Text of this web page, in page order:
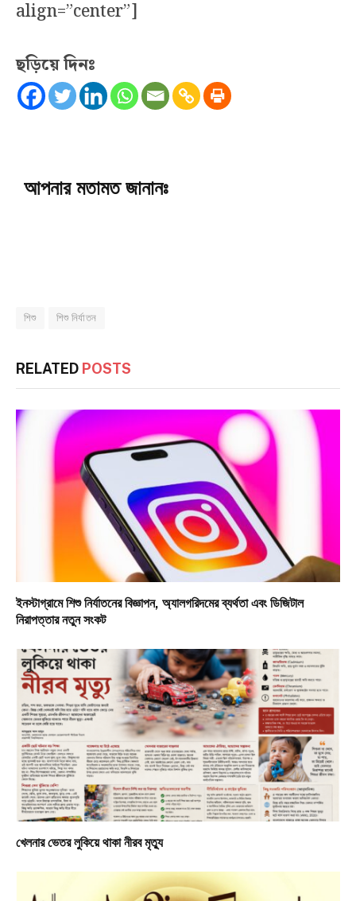
align=”center”]
ছড়িয়ে দিনঃ
আপনার মতামত জানানঃ
শিশু শিশু নির্যাতন
RELATED POSTS
ইনস্টাগ্রামে শিশু নির্যাতনের বিজ্ঞাপন, অ্যালগরিদমের ব্যর্থতা এবং ডিজিটাল
নিরাপত্তার নতুন সংকট
খেলনার ভেতর লুকিয়ে থাকা নীরব মৃত্যু